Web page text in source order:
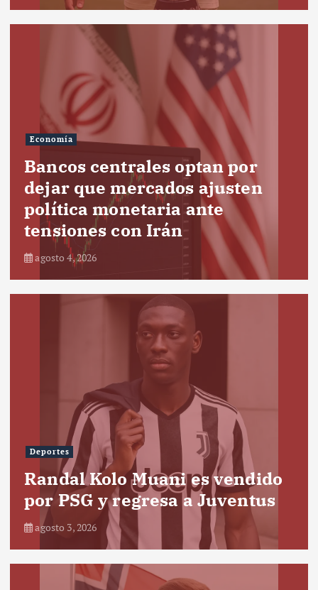
Economía
Bancos centrales optan por
dejar que mercados ajusten
política monetaria ante
tensiones con Irán
agosto 4, 2026
Deportes
Randal Kolo Muani es vendido
por PSG y regresa a Juventus
agosto 3, 2026